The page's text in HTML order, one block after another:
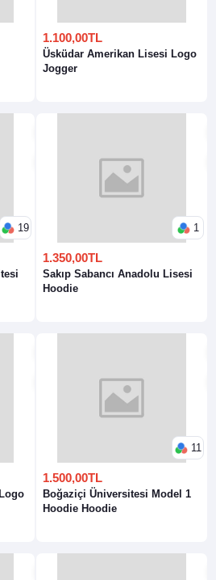
1.100,00TL
Üsküdar Amerikan Lisesi Logo
Jogger
19 1
1.350,00TL
Sakıp Sabancı Anadolu Lisesi
Hoodie
11
1.500,00TL
Boğaziçi Üniversitesi Model 1
Hoodie Hoodie